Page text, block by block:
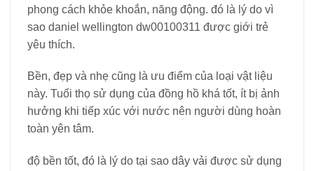
phong cách khỏe khoắn, năng động. đó là lý do vì
sao daniel wellington dw00100311 được giới trẻ
yêu thích.
Bền, đẹp và nhẹ cũng là ưu điểm của loại vật liệu
này. Tuổi thọ sử dụng của đồng hồ khá tốt, ít bị ảnh
hưởng khi tiếp xúc với nước nên người dùng hoàn
toàn yên tâm.
độ bền tốt, đó là lý do tại sao dây vải được sử dụng